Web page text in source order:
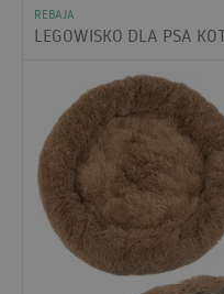
REBAJA
LEGOWISKO DLA PSA